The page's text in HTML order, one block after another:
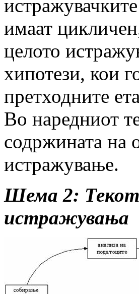
имаат
целото
хипотези, кои
претходните
Во наредниот
содржината на
истражување.
Шема 2: Текот
истражувања